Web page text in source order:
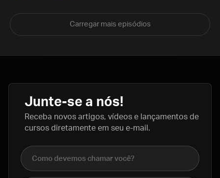
Carregar mais episódios
Junte-se a nós!
Receba novos artigos, vídeos e lançamentos de
cursos diretamente em seu e-mail.
Nome completo